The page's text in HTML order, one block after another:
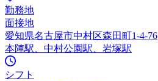
勤務地
面接地
愛知県名古屋市中村区森田町1-4-76
本陣駅、中村公園駅、岩塚駅
シフト